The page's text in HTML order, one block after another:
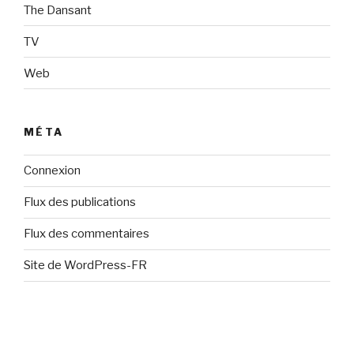
The Dansant
TV
Web
MÉTA
Connexion
Flux des publications
Flux des commentaires
Site de WordPress-FR